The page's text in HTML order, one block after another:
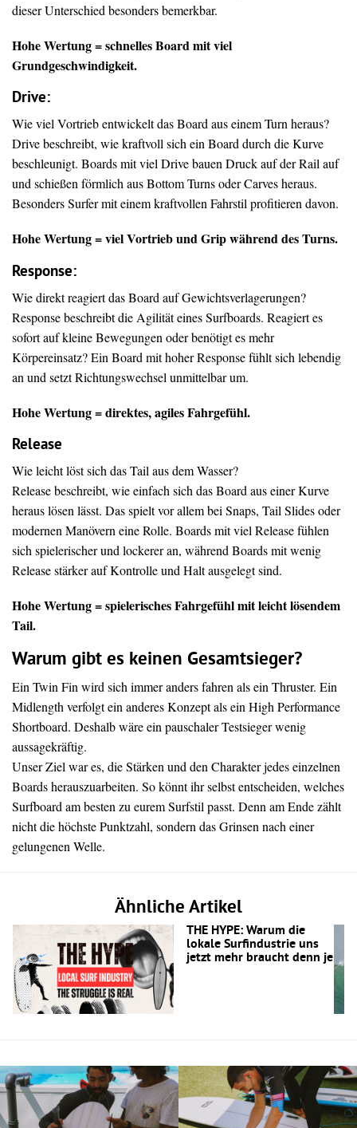
dieser Unterschied besonders bemerkbar.
Hohe Wertung = schnelles Board mit viel
Grundgeschwindigkeit.
Drive:
Wie viel Vortrieb entwickelt das Board aus einem Turn heraus?
Drive beschreibt, wie kraftvoll sich ein Board durch die Kurve
beschleunigt. Boards mit viel Drive bauen Druck auf der Rail auf
und schießen förmlich aus Bottom Turns oder Carves heraus.
Besonders Surfer mit einem kraftvollen Fahrstil profitieren davon.
Hohe Wertung = viel Vortrieb und Grip während des Turns.
Response:
Wie direkt reagiert das Board auf Gewichtsverlagerungen?
Response beschreibt die Agilität eines Surfboards. Reagiert es
sofort auf kleine Bewegungen oder benötigt es mehr
Körpereinsatz? Ein Board mit hoher Response fühlt sich lebendig
an und setzt Richtungswechsel unmittelbar um.
Hohe Wertung = direktes, agiles Fahrgefühl.
Release
Wie leicht löst sich das Tail aus dem Wasser?
Release beschreibt, wie einfach sich das Board aus einer Kurve
heraus lösen lässt. Das spielt vor allem bei Snaps, Tail Slides oder
modernen Manövern eine Rolle. Boards mit viel Release fühlen
sich spielerischer und lockerer an, während Boards mit wenig
Release stärker auf Kontrolle und Halt ausgelegt sind.
Hohe Wertung = spielerisches Fahrgefühl mit leicht lösendem
Tail.
Warum gibt es keinen Gesamtsieger?
Ein Twin Fin wird sich immer anders fahren als ein Thruster. Ein
Midlength verfolgt ein anderes Konzept als ein High Performance
Shortboard. Deshalb wäre ein pauschaler Testsieger wenig
aussagekräftig.
Unser Ziel war es, die Stärken und den Charakter jedes einzelnen
Boards herauszuarbeiten. So könnt ihr selbst entscheiden, welches
Surfboard am besten zu eurem Surfstil passt. Denn am Ende zählt
nicht die höchste Punktzahl, sondern das Grinsen nach einer
gelungenen Welle.
Ähnliche Artikel
THE HYPE: Warum die
lokale Surfindustrie uns
jetzt mehr braucht denn je